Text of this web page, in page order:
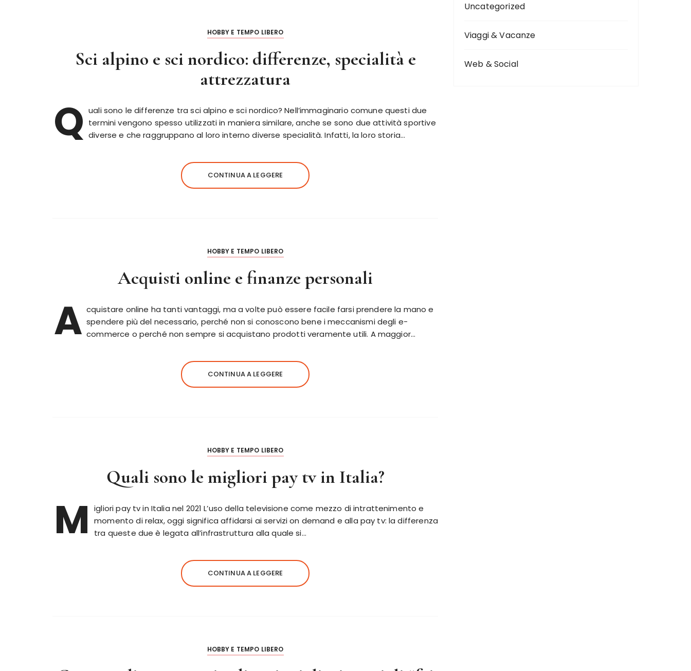
HOBBY E TEMPO LIBERO
Sci alpino e sci nordico: differenze, specialità e
attrezzatura
Q uali sono le differenze tra sci alpino e sci nordico? Nell’immaginario comune questi due
termini vengono spesso utilizzati in maniera similare, anche se sono due attività sportive
diverse e che raggruppano al loro interno diverse specialità. Infatti, la loro storia…
CONTINUA A LEGGERE
HOBBY E TEMPO LIBERO
Acquisti online e finanze personali
A cquistare online ha tanti vantaggi, ma a volte può essere facile farsi prendere la mano e
spendere più del necessario, perché non si conoscono bene i meccanismi degli e-
commerce o perché non sempre si acquistano prodotti veramente utili. A maggior…
CONTINUA A LEGGERE
HOBBY E TEMPO LIBERO
Quali sono le migliori pay tv in Italia?
M
igliori pay tv in Italia nel 2021 L’uso della televisione come mezzo di intrattenimento e
momento di relax, oggi significa affidarsi ai servizi on demand e alla pay tv: la differenza
tra queste due è legata all’infrastruttura alla quale si…
CONTINUA A LEGGERE
HOBBY E TEMPO LIBERO
Uncategorized
Viaggi & Vacanze
Web & Social